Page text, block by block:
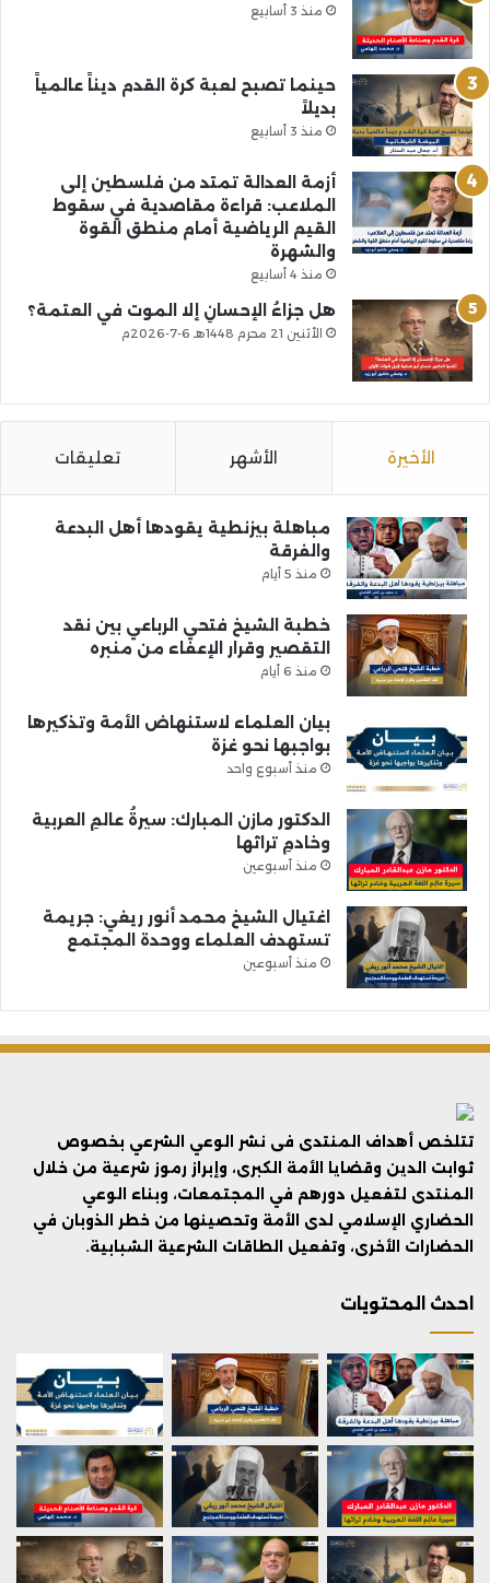
منذ 3 أسابيع
حينما تصبح لعبة كرة القدم ديناً عالمياً
بديلاً
منذ 3 أسابيع
أزمة العدالة تمتد من فلسطين إلى
الملاعب: قراءة مقاصدية في سقوط
القيم الرياضية أمام منطق القوة
والشهرة
منذ 4 أسابيع
هل جزاءُ الإحسانِ إلا الموت في العتمة؟
الأثنين 21 محرم 1448هـ 6-7-2026م
الأخيرة الأشهر تعليقات
مباهلة بيزنطية يقودها أهل البدعة
والفرقة
منذ 5 أيام
خطبة الشيخ فتحي الرباعي بين نقد
التقصير وقرار الإعفاء من منبره
منذ 6 أيام
بيان العلماء لاستنهاض الأمة وتذكيرها
بواجبها نحو غزة
منذ أسبوع واحد
الدكتور مازن المبارك: سيرةُ عالمِ العربية
وخادمِ تراثها
منذ أسبوعين
اغتيال الشيخ محمد أنور ريغي: جريمة
تستهدف العلماء ووحدة المجتمع
منذ أسبوعين
تتلخص أهداف المنتدى فى نشر الوعي الشرعي بخصوص
ثوابت الدين وقضايا الأمة الكبرى، وإبراز رموز شرعية من خلال
المنتدى لتفعيل دورهم في المجتمعات، وبناء الوعي
الحضاري الإسلامي لدى الأمة وتحصينها من خطر الذوبان في
الحضارات الأخرى، وتفعيل الطاقات الشرعية الشبابية.
احدث المحتويات